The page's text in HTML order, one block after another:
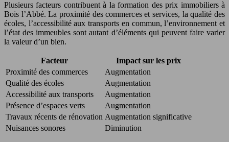
Plusieurs facteurs contribuent à la formation des prix immobiliers à
Bois l’Abbé. La proximité des commerces et services, la qualité des
écoles, l’accessibilité aux transports en commun, l’environnement et
l’état des immeubles sont autant d’éléments qui peuvent faire varier
la valeur d’un bien.
Facteur
Impact sur les prix
Proximité des commerces
Augmentation
Qualité des écoles
Augmentation
Accessibilité aux transports
Augmentation
Présence d’espaces verts
Augmentation
Travaux récents de rénovation Augmentation significative
Nuisances sonores
Diminution